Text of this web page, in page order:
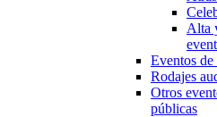
Alta
Eventos
Rodajes
Otros
públicas